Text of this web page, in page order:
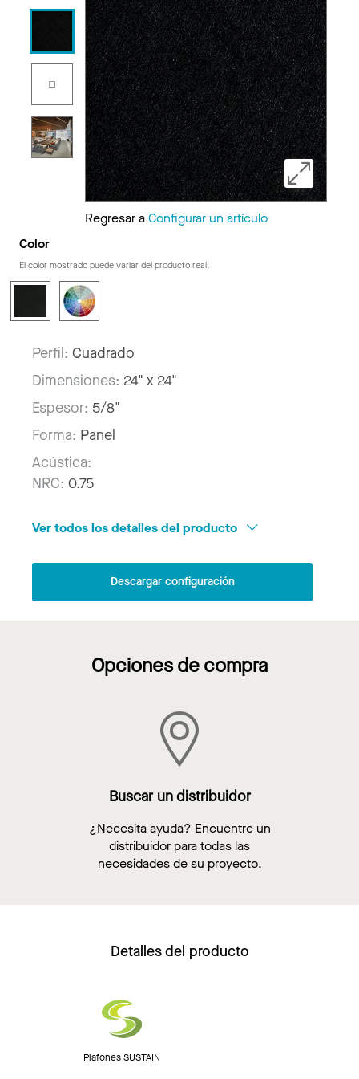
Regresar aConfigurar un artículo
Color
El color mostrado puede variar del producto real.
Perfil: Cuadrado
Dimensiones: 24" x 24"
Espesor: 5/8"
Forma: Panel
Acústica:
NRC: 0.75
Ver todos los detalles del producto
Descargar configuración
Opciones de compra
Buscar un distribuidor
¿Necesita ayuda? Encuentre un
distribuidor para todas las
necesidades de su proyecto.
Detalles del producto
Plafones SUSTAIN